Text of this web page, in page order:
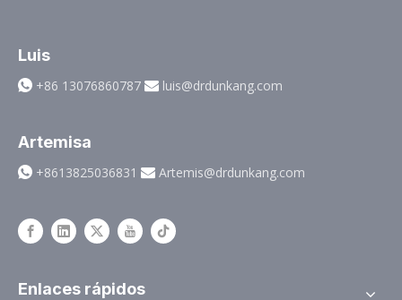
Luis
 +86 13076860787  luis@drdunkang.com
Artemisa
 +8613825036831  Artemis@drdunkang.com
Enlaces rápidos